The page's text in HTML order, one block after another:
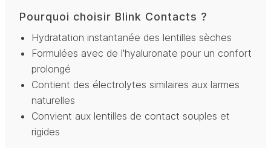
Pourquoi choisir Blink Contacts ?
Hydratation instantanée des lentilles sèches
Formulées avec de l'hyaluronate pour un confort
prolongé
Contient des électrolytes similaires aux larmes
naturelles
Convient aux lentilles de contact souples et
rigides